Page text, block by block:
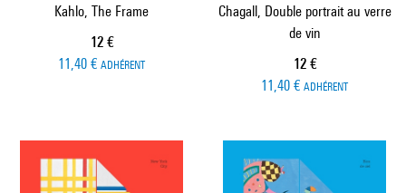
Kahlo, The Frame
Prix ​​actuel
12 €
11,40 € ADHÉRENT
Chagall, Double portrait au verre
de vin
Prix ​​actuel
12 €
11,40 € ADHÉRENT